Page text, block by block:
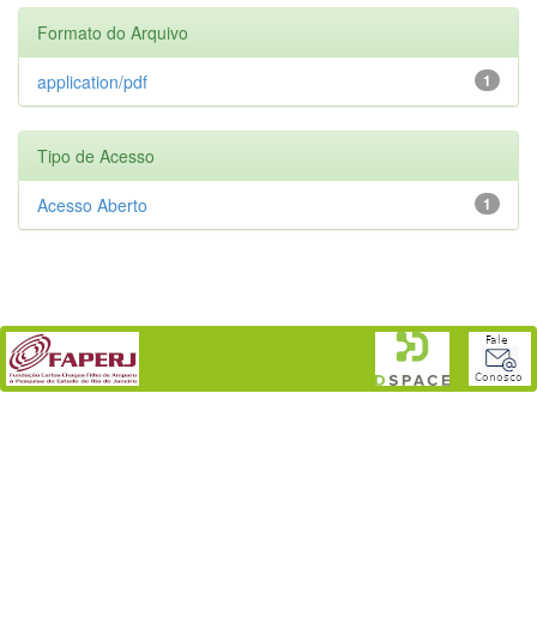
Formato do Arquivo
1
application/pdf
Tipo de Acesso
1
Acesso Aberto